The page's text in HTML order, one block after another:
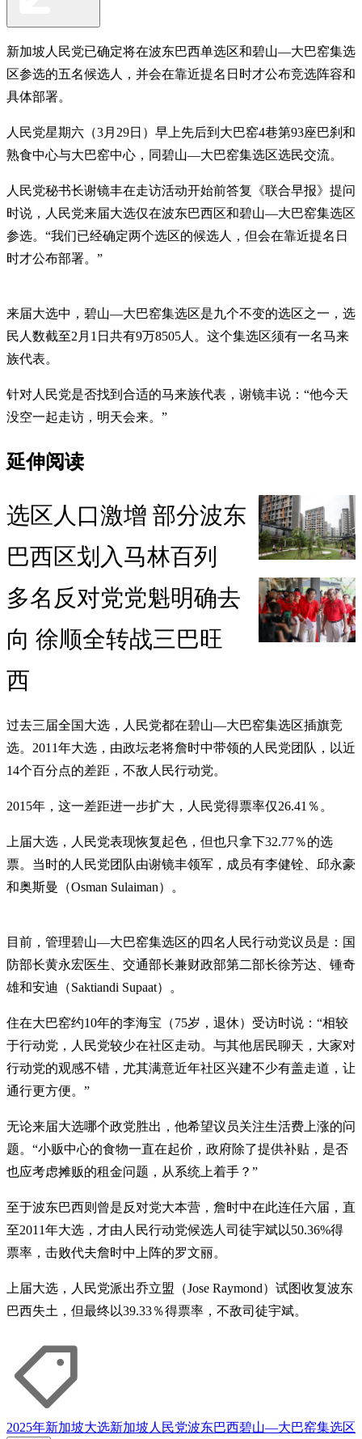
新加坡人民党已确定将在波东巴西单选区和碧山—大巴窑集选
区参选的五名候选人，并会在靠近提名日时才公布竞选阵容和
具体部署。
人民党星期六（3月29日）早上先后到大巴窑4巷第93座巴刹和
熟食中心与大巴窑中心，同碧山—大巴窑集选区选民交流。
人民党秘书长谢镜丰在走访活动开始前答复《联合早报》提问
时说，人民党来届大选仅在波东巴西区和碧山—大巴窑集选区
参选。“我们已经确定两个选区的候选人，但会在靠近提名日
时才公布部署。”
来届大选中，碧山—大巴窑集选区是九个不变的选区之一，选
民人数截至2月1日共有9万8505人。这个集选区须有一名马来
族代表。
针对人民党是否找到合适的马来族代表，谢镜丰说：“他今天
没空一起走访，明天会来。”
延伸阅读
选区人口激增 部分波东
巴西区划入马林百列
多名反对党党魁明确去
向 徐顺全转战三巴旺
西
过去三届全国大选，人民党都在碧山—大巴窑集选区插旗竞
选。2011年大选，由政坛老将詹时中带领的人民党团队，以近
14个百分点的差距，不敌人民行动党。
2015年，这一差距进一步扩大，人民党得票率仅26.41％。
上届大选，人民党表现恢复起色，但也只拿下32.77％的选
票。当时的人民党团队由谢镜丰领军，成员有李健铨、邱永豪
和奥斯曼（Osman Sulaiman）。
目前，管理碧山—大巴窑集选区的四名人民行动党议员是：国
防部长黄永宏医生、交通部长兼财政部第二部长徐芳达、锺奇
雄和安迪（Saktiandi Supaat）。
住在大巴窑约10年的李海宝（75岁，退休）受访时说：“相较
于行动党，人民党较少在社区走动。与其他居民聊天，大家对
行动党的观感不错，尤其满意近年社区兴建不少有盖走道，让
通行更方便。”
无论来届大选哪个政党胜出，他希望议员关注生活费上涨的问
题。“小贩中心的食物一直在起价，政府除了提供补贴，是否
也应考虑摊贩的租金问题，从系统上着手？”
至于波东巴西则曾是反对党大本营，詹时中在此连任六届，直
至2011年大选，才由人民行动党候选人司徒宇斌以50.36%得
票率，击败代夫詹时中上阵的罗文丽。
上届大选，人民党派出乔立盟（Jose Raymond）试图收复波东
巴西失土，但最终以39.33％得票率，不敌司徒宇斌。
2025年新加坡大选新加坡人民党波东巴西碧山—大巴窑集选区